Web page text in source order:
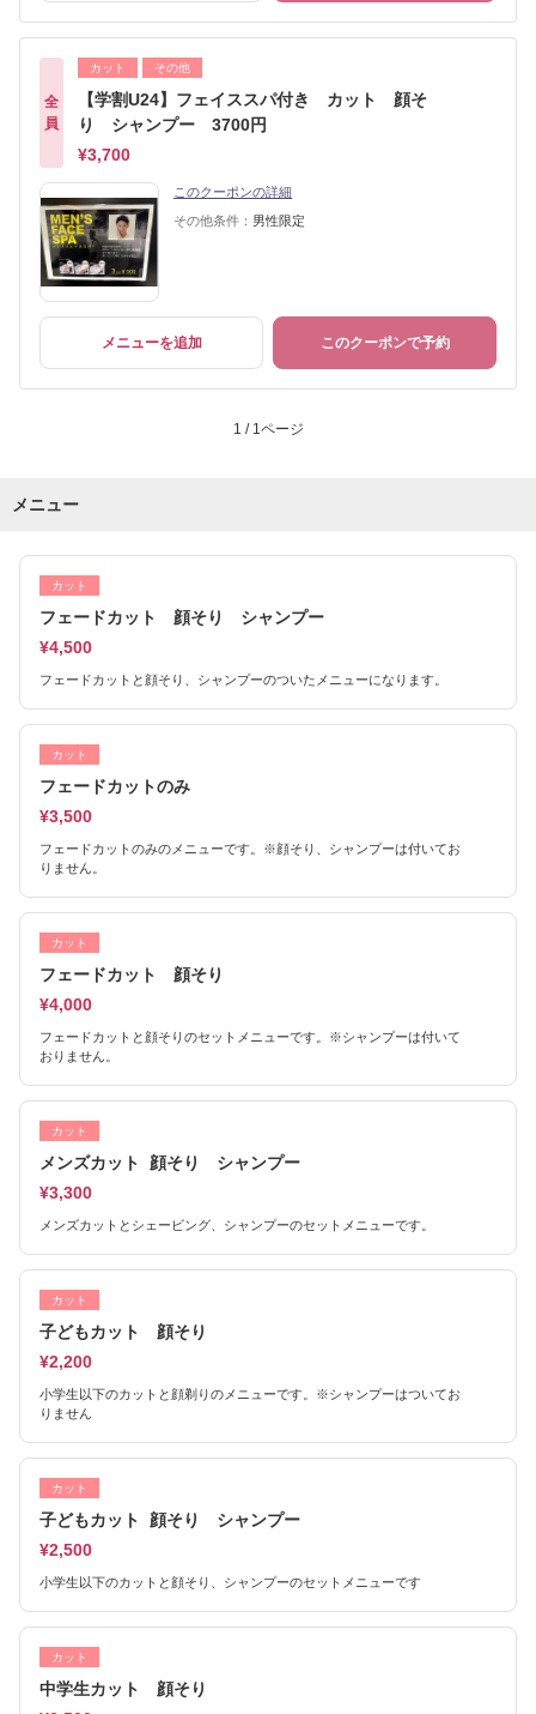
全
員
カット その他
【学割U24】フェイススパ付き カット 顔そ
り シャンプー 3700円
¥3,700
このクーポンの詳細
その他条件： 男性限定
メニューを追加 このクーポンで予約
1 / 1ページ
メニュー
カット
フェードカット 顔そり シャンプー
¥4,500
フェードカットと顔そり、シャンプーのついたメニューになります。
カット
フェードカットのみ
¥3,500
フェードカットのみのメニューです。※顔そり、シャンプーは付いてお
りません。
カット
フェードカット 顔そり
¥4,000
フェードカットと顔そりのセットメニューです。※シャンプーは付いて
おりません。
カット
メンズカット 顔そり シャンプー
¥3,300
メンズカットとシェービング、シャンプーのセットメニューです。
カット
子どもカット 顔そり
¥2,200
小学生以下のカットと顔剃りのメニューです。※シャンプーはついてお
りません
カット
子どもカット 顔そり シャンプー
¥2,500
小学生以下のカットと顔そり、シャンプーのセットメニューです
カット
中学生カット 顔そり